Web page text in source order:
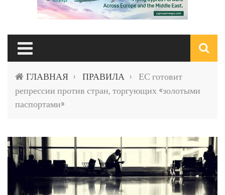
ГЛАВНАЯ › ПРАВИЛА ›
ЕС готовит
репрессии против стран, торгующих «золотыми
паспортами»